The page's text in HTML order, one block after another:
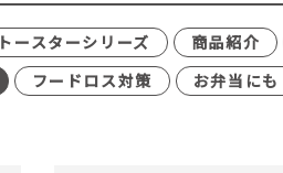
トースターシリーズ 商品紹介
フードロス対策 お弁当に